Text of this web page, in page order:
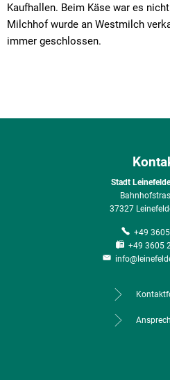
Kaufhallen. Beim Käse war es
Milchhof wurde an Westmilch
immer geschlossen.
Stadt
37327
+49
+49 3605